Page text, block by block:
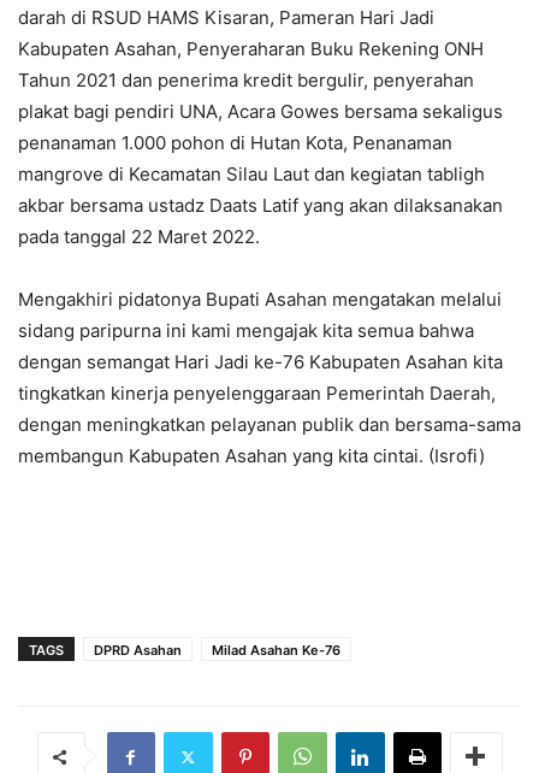
darah di RSUD HAMS Kisaran, Pameran Hari Jadi
Kabupaten Asahan, Penyeraharan Buku Rekening ONH
Tahun 2021 dan penerima kredit bergulir, penyerahan
plakat bagi pendiri UNA, Acara Gowes bersama sekaligus
penanaman 1.000 pohon di Hutan Kota, Penanaman
mangrove di Kecamatan Silau Laut dan kegiatan tabligh
akbar bersama ustadz Daats Latif yang akan dilaksanakan
pada tanggal 22 Maret 2022.
Mengakhiri pidatonya Bupati Asahan mengatakan melalui
sidang paripurna ini kami mengajak kita semua bahwa
dengan semangat Hari Jadi ke-76 Kabupaten Asahan kita
tingkatkan kinerja penyelenggaraan Pemerintah Daerah,
dengan meningkatkan pelayanan publik dan bersama-sama
membangun Kabupaten Asahan yang kita cintai. (Isrofi)
TAGS DPRD Asahan Milad Asahan Ke-76